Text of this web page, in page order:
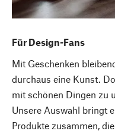
Für Design-Fans
Mit Geschenken
durchaus eine Kunst.
mit schönen Dingen zu
Unsere Auswahl bringt
Produkte zusammen,